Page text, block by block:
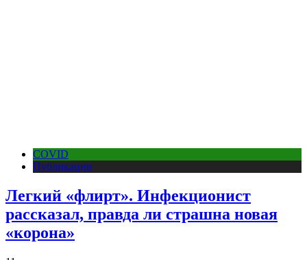
COVID
Публикации
Легкий «флирт». Инфекционист
рассказал, правда ли страшна новая
«корона»